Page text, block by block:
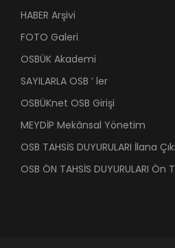
HABER Arşivi
FOTO Galeri
OSBÜK Akademi
SAYILARLA OSB ’ ler
OSBÜKnet OSB Girişi
MEYDİP Mekânsal Yönetim
OSB TAHSİS DUYURULARI İlana
OSB ÖN TAHSİS DUYURULARI